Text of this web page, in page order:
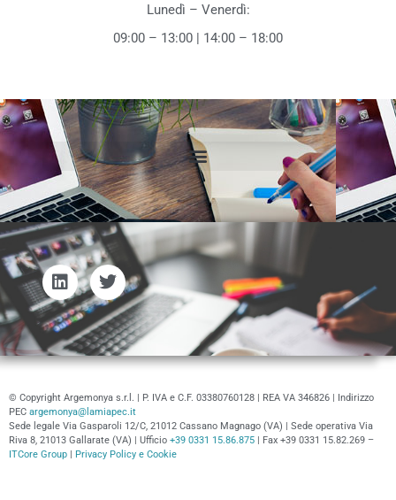
Lunedì – Venerdì:
09:00 – 13:00 | 14:00 – 18:00
© Copyright Argemonya s.r.l. | P. IVA e C.F. 03380760128 | REA VA 346826 | Indirizzo
PEC argemonya@lamiapec.it
Sede legale Via Gasparoli 12/C, 21012 Cassano Magnago (VA) | Sede operativa Via
Riva 8, 21013 Gallarate (VA) | Ufficio +39 0331 15.86.875 | Fax +39 0331 15.82.269 –
ITCore Group | Privacy Policy e Cookie